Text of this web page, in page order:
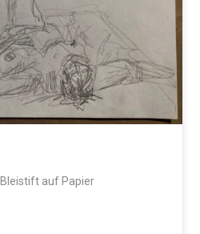
auf Papier